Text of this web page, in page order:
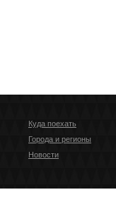
Куда поехать
Города и регионы
Новости